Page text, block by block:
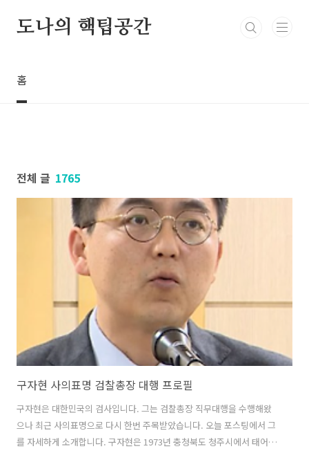
도나의 핵팁공간
홈
전체 글 1765
구자현 사의표명 검찰총장 대행 프로필
구자현은 대한민국의 검사입니다. 그는 검찰총장 직무대행을 수행해왔
으나 최근 사의표명으로 다시 한번 주목받았습니다. 오늘 포스팅에서 그
를 자세하게 소개합니다. 구자현은 1973년 충청북도 청주시에서 태어났